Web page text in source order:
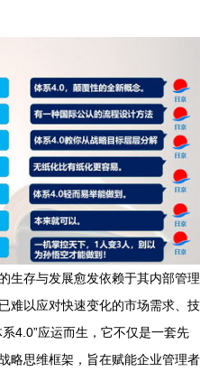
生存与发展愈发依赖于其内部管理
难以应对快速变化的市场需求、技
4.0”应运而生，它不仅是一套先
略思维框架，旨在赋能企业管理者